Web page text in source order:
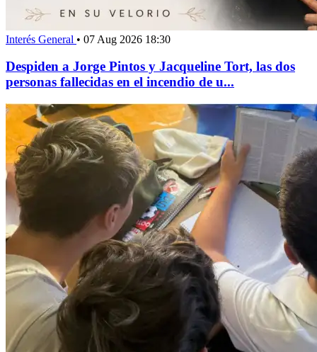
Interés General • 07 Aug 2026 18:30
Despiden a Jorge Pintos y Jacqueline Tort, las dos
personas fallecidas en el incendio de u...